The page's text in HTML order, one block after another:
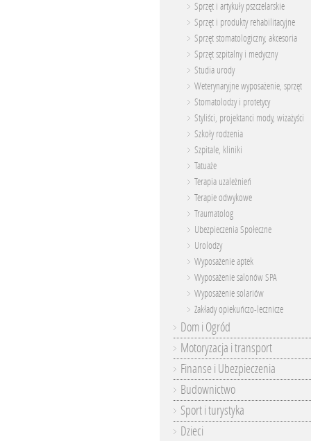
Sprzęt i artykuły pszczelarskie
Sprzęt i produkty rehabilitacyjne
Sprzęt stomatologiczny, akcesoria
Sprzęt szpitalny i medyczny
Studia urody
Weterynaryjne wyposażenie, sprzęt
Stomatolodzy i protetycy
Styliści, projektanci mody, wizażyści
Szkoły rodzenia
Szpitale, kliniki
Tatuaże
Terapia uzależnień
Terapie odwykowe
Traumatolog
Ubezpieczenia Społeczne
Urolodzy
Wyposażenie aptek
Wyposażenie salonów SPA
Wyposażenie solariów
Zakłady opiekuńczo-lecznicze
Dom i Ogród
Motoryzacja i transport
Finanse i Ubezpieczenia
Budownictwo
Sport i turystyka
Dzieci